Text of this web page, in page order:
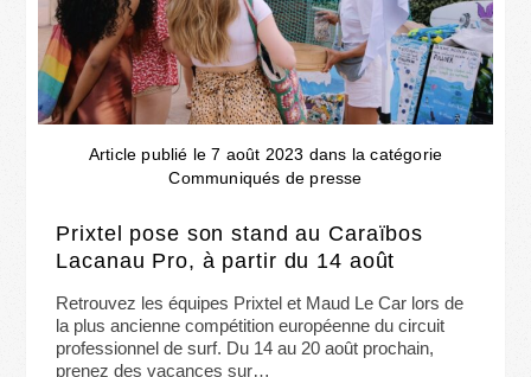
Article publié le 7 août 2023 dans la catégorie
Communiqués de presse
Prixtel pose son stand au Caraïbos
Lacanau Pro, à partir du 14 août
Retrouvez les équipes Prixtel et Maud Le Car lors de
la plus ancienne compétition européenne du circuit
professionnel de surf. Du 14 au 20 août prochain,
prenez des vacances sur…